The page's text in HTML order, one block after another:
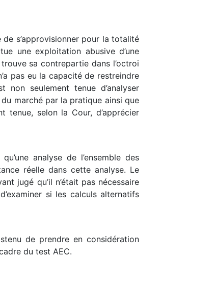
s’approvisionner pour la totalité
une exploitation abusive d’une
sa contrepartie dans l’octroi
pas eu la capacité de restreindre
seulement tenue d’analyser
marché par la pratique ainsi que
selon la Cour, d’apprécier
analyse de l’ensemble des
réelle dans cette analyse. Le
jugé qu’il n’était pas nécessaire
si les calculs alternatifs
de prendre en considération
du test AEC.